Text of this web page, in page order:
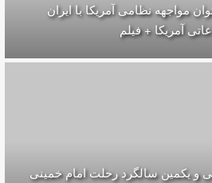
مواجهه نظامی آمریکا با ایران
آمریکا + فیلم
و یکمین سالگرد رحلت امام خمینی